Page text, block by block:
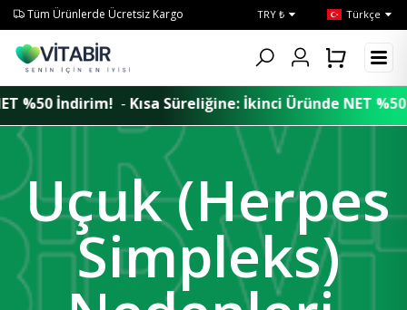
Tüm Ürünlerde Ücretsiz Kargo TRY ₺ Türkçe
Süreliğine: İkinci Üründe NET %50 İndirim! Kısa
Uçuk (Herpes
Simpleks)